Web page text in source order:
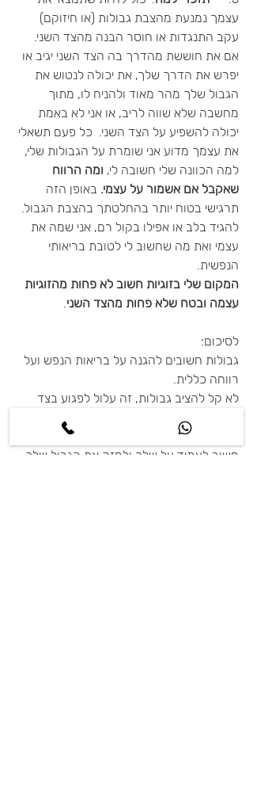
עצמך נמנעת מהצבת גבולות (או חיזוקם)
עקב התנגדות או חוסר הבנה מהצד השני.
אם את חוששת מהדרך בה הצד השני יגיב או
יפרש את הדרך שלך, את יכולה לנטוש את
הגבול שלך מהר מאוד ולהניח לו, מתוך
מחשבה שלא שווה לריב, או אני לא באמת
יכולה להשפיע על הצד השני.  כל פעם תשאלי
את עצמך מדוע אני שומרת על הגבולות שלי,
למה הכוונה שלי חשובה לי, ומה הרווח
שאקבל אם אשמור על עצמי. באופן הזה
תרגישי בטוח יותר בהחלטתך בהצבת הגבול.
להגיד בלב או אפילו בקול רם, אני שמה את
עצמי ואת מה שחשוב לי לטובת בריאותי
הנפשית.
המקום שלי בזוגיות חשוב לא פחות מהזוגיות
עצמה ובטח שלא פחות מהצד השני
לסיכום:
גבולות חשובים להגנה על בריאות הנפש ועל
רווחה כללית.
לא קל להציב גבולות, זה עלול לפגוע בצד
למרות הרגשות או הדעות של הצד השני,
חשוב לעמוד על שלך ולחזק את הגבול שלך.